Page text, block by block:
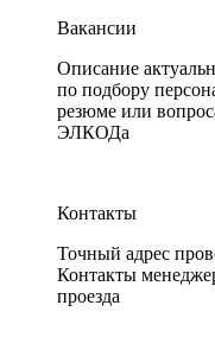
Вакансии
Описание
по подбору
резюме или
ЭЛКОДа
Контакты
Точный адрес
Контакты
проезда